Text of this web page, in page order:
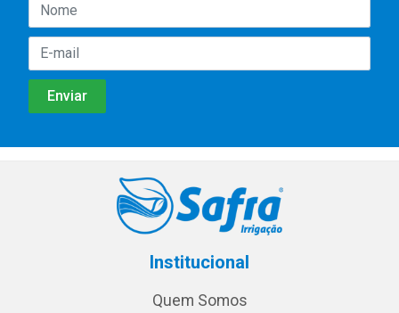
Institucional
Quem Somos